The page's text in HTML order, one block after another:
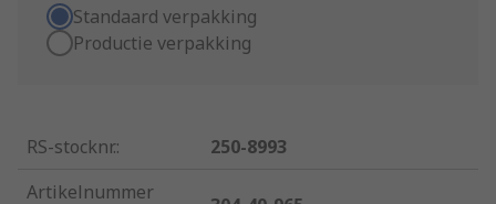
Standaard verpakking
Productie verpakking
RS-stocknr.:
250-8993
Artikelnummer